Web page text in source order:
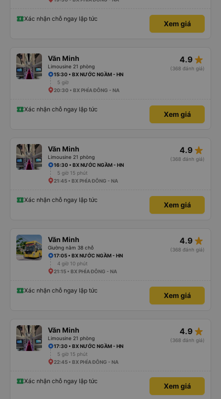
Xác nhận chỗ ngay lập tức
Xem giá
Văn Minh
Limousine 21 phòng
4.9 star_rate
(368 đánh giá)
15:30 • BX NƯỚC NGẦM - HN
5 giờ
20:30 • BX PHÍA ĐÔNG - NA
Xác nhận chỗ ngay lập tức
Xem giá
Văn Minh
Limousine 21 phòng
4.9 star_rate
(368 đánh giá)
16:30 • BX NƯỚC NGẦM - HN
5 giờ 15 phút
21:45 • BX PHÍA ĐÔNG - NA
Xác nhận chỗ ngay lập tức
Xem giá
Văn Minh
Giường nằm 38 chỗ
4.9 star_rate
(368 đánh giá)
17:05 • BX NƯỚC NGẦM - HN
4 giờ 10 phút
21:15 • BX PHÍA ĐÔNG - NA
Xác nhận chỗ ngay lập tức
Xem giá
Văn Minh
Limousine 21 phòng
4.9 star_rate
(368 đánh giá)
17:30 • BX NƯỚC NGẦM - HN
5 giờ 15 phút
22:45 • BX PHÍA ĐÔNG - NA
Xác nhận chỗ ngay lập tức
Xem giá